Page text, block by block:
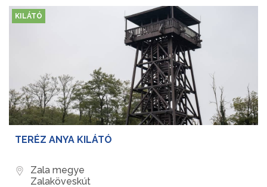
KILÁTÓ
TERÉZ ANYA KILÁTÓ
Zala megye
Zalaköveskút